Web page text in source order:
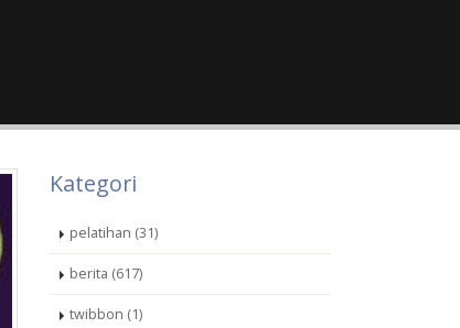
Kategori
pelatihan (31)
berita (617)
twibbon (1)